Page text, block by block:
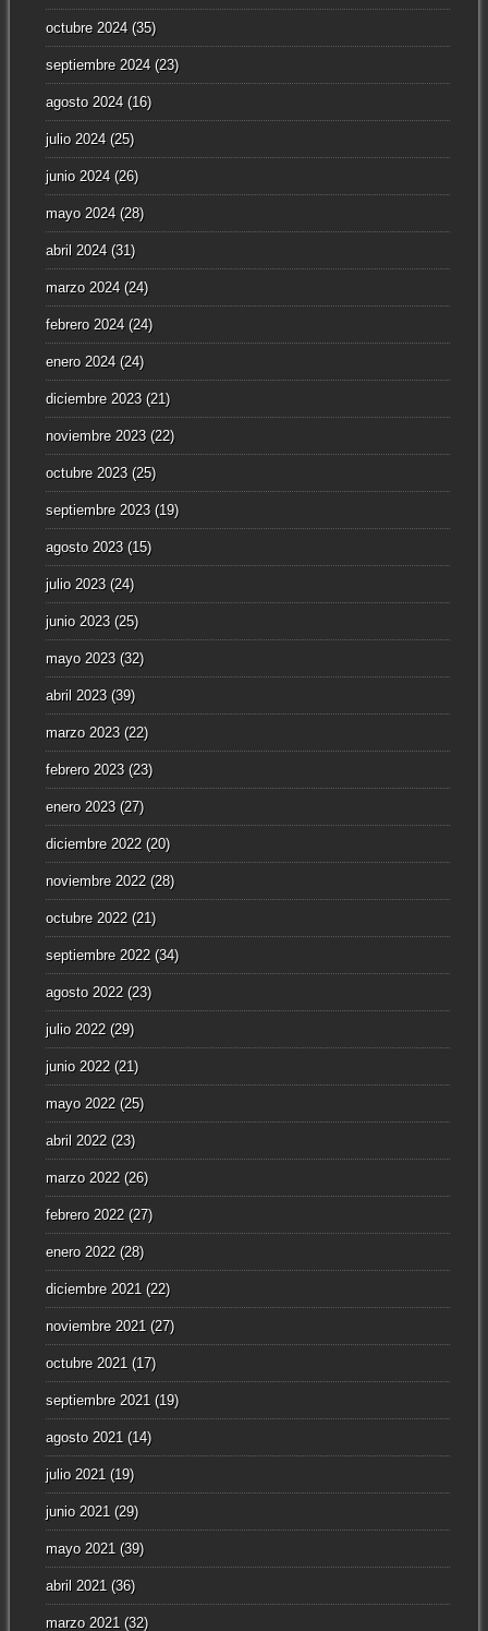
octubre 2024(35)
septiembre 2024(23)
agosto 2024(16)
julio 2024(25)
junio 2024(26)
mayo 2024(28)
abril 2024(31)
marzo 2024(24)
febrero 2024(24)
enero 2024(24)
diciembre 2023(21)
noviembre 2023(22)
octubre 2023(25)
septiembre 2023(19)
agosto 2023(15)
julio 2023(24)
junio 2023(25)
mayo 2023(32)
abril 2023(39)
marzo 2023(22)
febrero 2023(23)
enero 2023(27)
diciembre 2022(20)
noviembre 2022(28)
octubre 2022(21)
septiembre 2022(34)
agosto 2022(23)
julio 2022(29)
junio 2022(21)
mayo 2022(25)
abril 2022(23)
marzo 2022(26)
febrero 2022(27)
enero 2022(28)
diciembre 2021 (22)
noviembre 2021 (27)
octubre 2021 (17)
septiembre 2021 (19)
agosto 2021 (14)
julio 2021 (19)
junio 2021 (29)
mayo 2021 (39)
abril 2021 (36)
marzo 2021 (32)